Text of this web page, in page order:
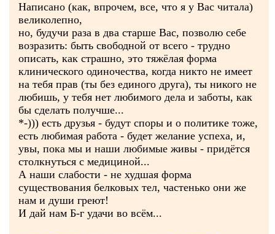
Написано (как, впрочем, все, что я у Вас читала)
великолепно,
но, будучи раза в два старше Вас, позволю себе
возразить: быть свободной от всего - трудно
описать, как страшно, это тяжёлая форма
клинического одиночества, когда никто не имеет
на тебя прав (ты без единого друга), ты никого не
любишь, у тебя нет любимого дела и заботы, как
бы сделать получше...
*-))) есть друзья - будут споры и о политике тоже,
есть любимая работа - будет желание успеха, и,
увы, пока мы и наши любимые живы - придётся
столкнуться с медициной...
А наши слабости - не худшая форма
существования белковых тел, частенько они же
нам и души греют!
И дай нам Б-г удачи во всём...